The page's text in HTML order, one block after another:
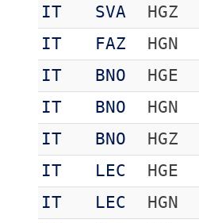
IT SVA HGZ
IT
FAZ HGN
IT
BNO HGE
IT
BNO HGN
IT
BNO HGZ
IT
LEC HGE
IT
LEC HGN